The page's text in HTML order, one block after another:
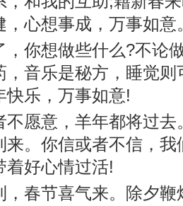
，心想事成，万事如意
想做些什么?不论
，音乐是秘方，睡觉
快乐，万事如意!
意，羊年都将过去
来。你信或者不信，
着好心情过活!
节喜气来。除夕鞭